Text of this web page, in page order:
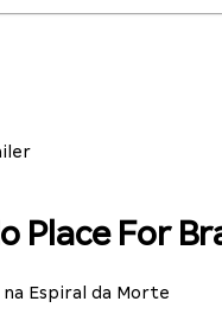
Place For
Espiral da Morte